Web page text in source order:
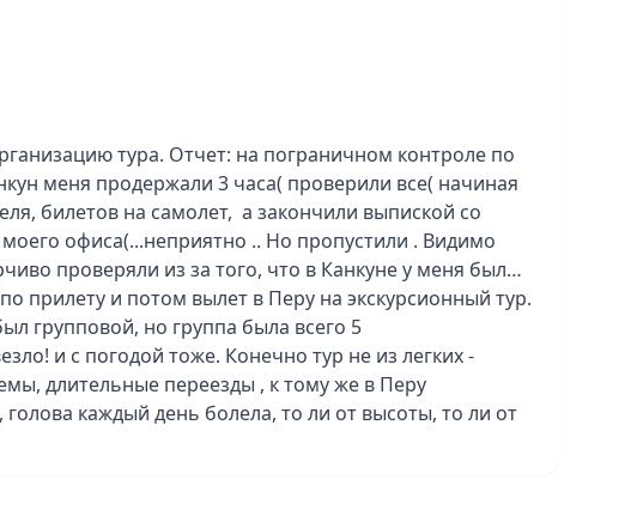
тура. Отчет: на пограничном контроле по
меня продержали 3 часа( проверили все( начиная
билетов на самолет, а закончили выпиской со
офиса(...неприятно .. Но пропустили . Видимо
проверяли из за того, что в Канкуне у меня была
прилету и потом вылет в Перу на экскурсионный тур.
групповой, но группа была всего 5
и с погодой тоже. Конечно тур не из легких -
длительные переезды , к тому же в Перу
голова каждый день болела, то ли от высоты, то ли от